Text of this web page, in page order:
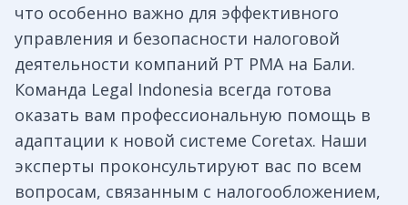
что особенно важно для эффективного
управления и безопасности налоговой
деятельности компаний PT PMA на Бали.
Команда Legal Indonesia всегда готова
оказать вам профессиональную помощь в
адаптации к новой системе Coretax. Наши
эксперты проконсультируют вас по всем
вопросам, связанным с налогообложением,